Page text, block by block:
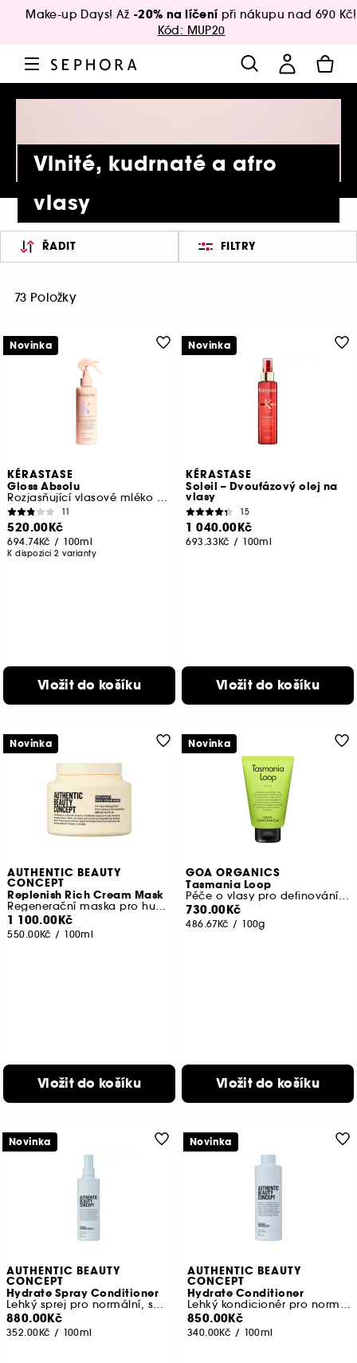
Make-up Days! Až -20% na líčení při nákupu nad 690 Kč!
Kód: MUP20
Vlnité, kudrnaté a afro
vlasy
ŘADIT FILTRY
73 Položky
KÉRASTASE
Gloss Absolu
Rozjasňující vlasové mléko v mini balení
11
520.00Kč
694.74Kč / 100ml
K dispozici 2 varianty
Vložit do košíku
Novinka
KÉRASTASE
Soleil – Dvoufázový olej na
vlasy
15
1 040.00Kč
693.33Kč / 100ml
Vložit do košíku
Novinka
AUTHENTIC BEAUTY
CONCEPT
Replenish Rich Cream Mask
Regenerační maska pro husté a kudrnaté vlasy
1 100.00Kč
550.00Kč / 100ml
Vložit do košíku
Novinka
GOA ORGANICS
Tasmania Loop
Péče o vlasy pro definování loken a proti krepatění
730.00Kč
486.67Kč / 100g
Vložit do košíku
Novinka
AUTHENTIC BEAUTY
CONCEPT
Hydrate Spray Conditioner
Lehký sprej pro normální, suché a kudrnaté vlasy
880.00Kč
352.00Kč / 100ml
Novinka
AUTHENTIC BEAUTY
CONCEPT
Hydrate Conditioner
Lehký kondicionér pro normální, suché nebo kudrnaté vlasy
850.00Kč
340.00Kč / 100ml
Novinka